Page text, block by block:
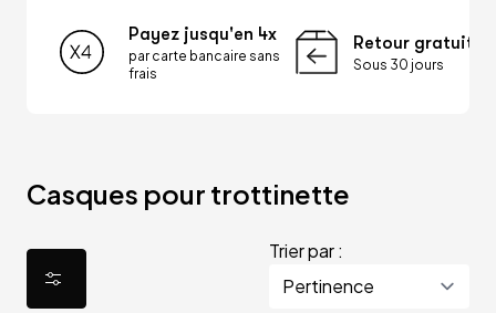
Payez jusqu'en 4x
par carte bancaire sans
frais
Retour gratuit
Sous 30 jours
Casques pour trottinette
Trier par :